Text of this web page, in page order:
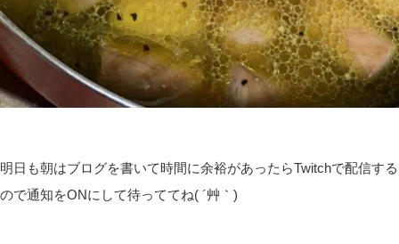
明日も朝はブログを書いて時間に余裕があったらTwitchで配信する
ので通知をONにして待っててね( ´艸｀)